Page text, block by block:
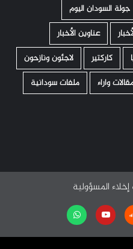
جولة السودان اليوم
عناوين الأخبار
كاركتير
لاجئون ونازحون
واراء
ملفات سودانية
إخلاء المسؤولية
Youtubeتابعنا